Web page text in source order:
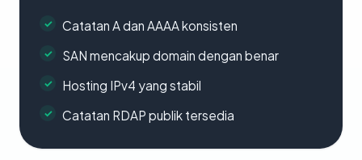
Catatan A dan AAAA konsisten
SAN mencakup domain dengan benar
Hosting IPv4 yang stabil
Catatan RDAP publik tersedia